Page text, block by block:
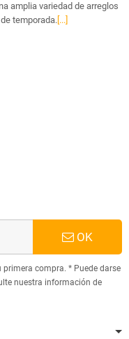
amplia variedad de arreglos
temporada. [...]
OK
primera compra. * Puede darse
nuestra información de